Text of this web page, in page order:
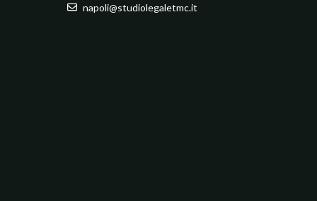
napoli@studiolegaletmc.it